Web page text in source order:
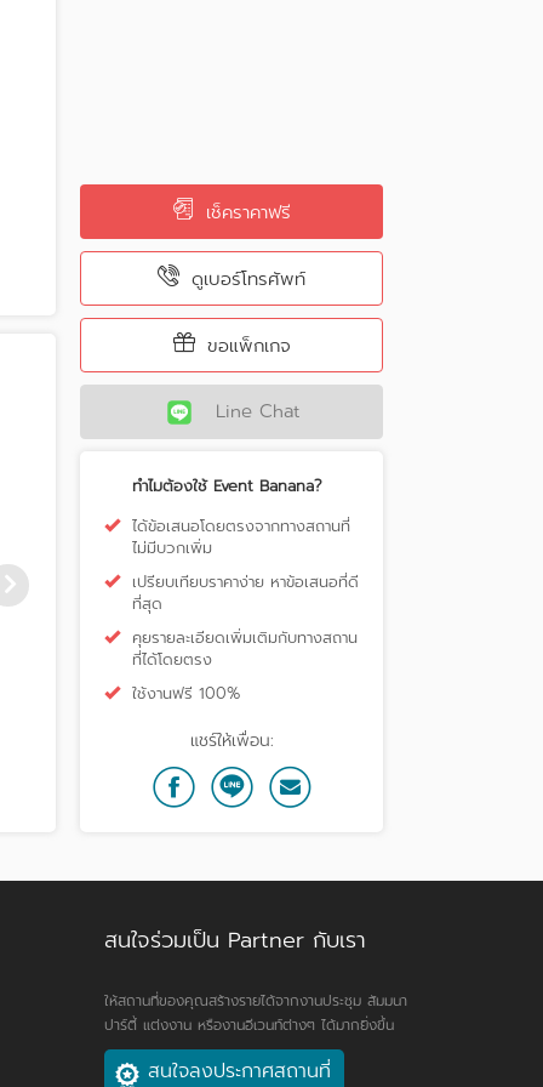
15 Bangkok
เช็คราคาฟรี
ดูเบอร์โทรศัพท์
ขอแพ็กเกจ
Line Chat
ทำไมต้องใช้ Event Banana?
ได้ข้อเสนอโดยตรงจากทางสถานที่
ไม่มีบวกเพิ่ม
เปรียบเทียบราคาง่าย หาข้อเสนอที่ดี
ที่สุด
คุยรายละเอียดเพิ่มเติมกับทางสถาน
ที่ได้โดยตรง
ใช้งานฟรี 100%
แชร์ให้เพื่อน:
สนใจร่วมเป็น Partner กับเรา
ให้สถานที่ของคุณสร้างรายได้จากงานประชุม สัมมนา
ปาร์ตี้ แต่งงาน หรืองานอีเวนท์ต่างๆ ได้มากยิ่งขึ้น
สนใจลงประกาศสถานที่